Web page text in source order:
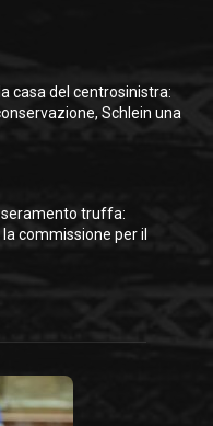
casa del centrosinistra:
Schlein una
truffa:
commissione per il